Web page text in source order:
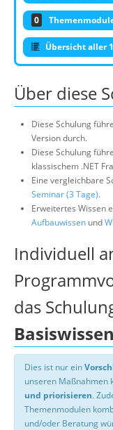
0
Übersicht aller
Über diese
Diese Schulung
Version durch.
Diese Schulung
klassischem .NET
Eine vergleichbare
Seminar (3 Tage).
Erweitertes Wissen
Aufbauwissen und
Individuell
das
Basiswissen
Dies ist nur ein
unseren Maßnahmen
und priorisieren.
Themenmodulen
und/oder Beratung